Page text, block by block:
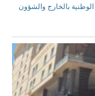
الوطنية بالخارج والشؤون